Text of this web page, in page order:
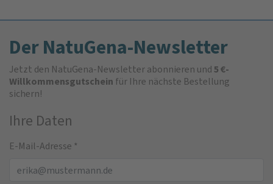
Der NatuGena-Newsletter
Jetzt den NatuGena-Newsletter abonnieren und5 €-
Willkommensgutschein für Ihre nächste Bestellung
sichern!
Ihre Daten
E-Mail-Adresse *